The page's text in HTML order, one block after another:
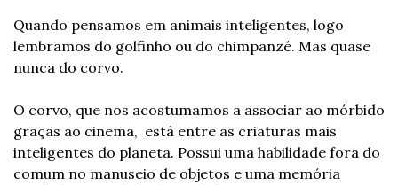
Quando pensamos em animais inteligentes, logo
lembramos do golfinho ou do chimpanzé. Mas quase
nunca do corvo.
O corvo, que nos acostumamos a associar ao mórbido
graças ao cinema,  está entre as criaturas mais
inteligentes do planeta. Possui uma habilidade fora do
comum no manuseio de objetos e uma memória